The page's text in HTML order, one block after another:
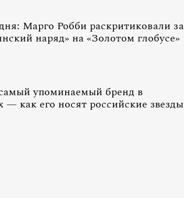
Марго Робби раскритиковали за
наряд» на «Золотом глобусе»
упоминаемый бренд в
— как его носят российские звезды